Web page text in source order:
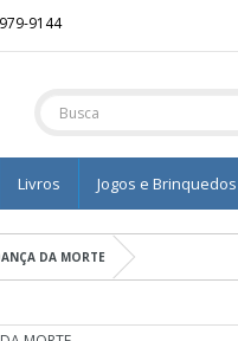
9144
Livros Jogos e Brinquedos
DA MORTE